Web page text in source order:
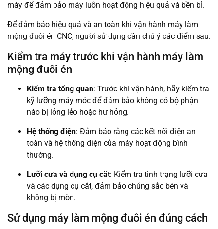
máy để đảm bảo máy luôn hoạt động hiệu quả và bền bỉ.
Để đảm bảo hiệu quả và an toàn khi vận hành máy làm
mộng đuôi én CNC, người sử dụng cần chú ý các điểm sau:
Kiểm tra máy trước khi vận hành máy làm
mộng đuôi én
Kiểm tra tổng quan: Trước khi vận hành, hãy kiểm tra
kỹ lưỡng máy móc để đảm bảo không có bộ phận
nào bị lỏng lẻo hoặc hư hỏng.
Hệ thống điện: Đảm bảo rằng các kết nối điện an
toàn và hệ thống điện của máy hoạt động bình
thường.
Lưỡi cưa và dụng cụ cắt: Kiểm tra tình trạng lưỡi cưa
và các dụng cụ cắt, đảm bảo chúng sắc bén và
không bị mòn.
Sử dụng máy làm mộng đuôi én đúng cách